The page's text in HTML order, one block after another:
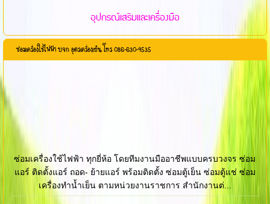
อุปกรณ์เสริมและเครื่องมือ
ซ่อมเครื่องใช้ไฟฟ้า บจก อุดรเครื่องเย็น โทร 086-630-9535
ซ่อมเครื่องใช้ไฟฟ้า ทุกยี่ห้อ โดยทีมงานมืออาชีพแบบครบวงจร ซ่อม
แอร์ ติดตั้งแอร์ ถอด- ย้ายแอร์ พร้อมติดตั้ง ซ่อมตู้เย็น ซ่อมตู้แช่ ซ่อม
เครื่องทำน้ำเย็น ตามหน่วยงานราชการ สำนักงานต่...